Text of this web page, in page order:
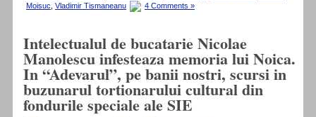
Moisuc Vladimir Tismaneanu 4 Comments »
Intelectualul de bucatarie Nicolae
Manolescu infesteaza memoria lui Noica.
In “Adevarul”, pe banii nostri, scursi in
buzunarul tortionarului cultural din
fondurile speciale ale SIE